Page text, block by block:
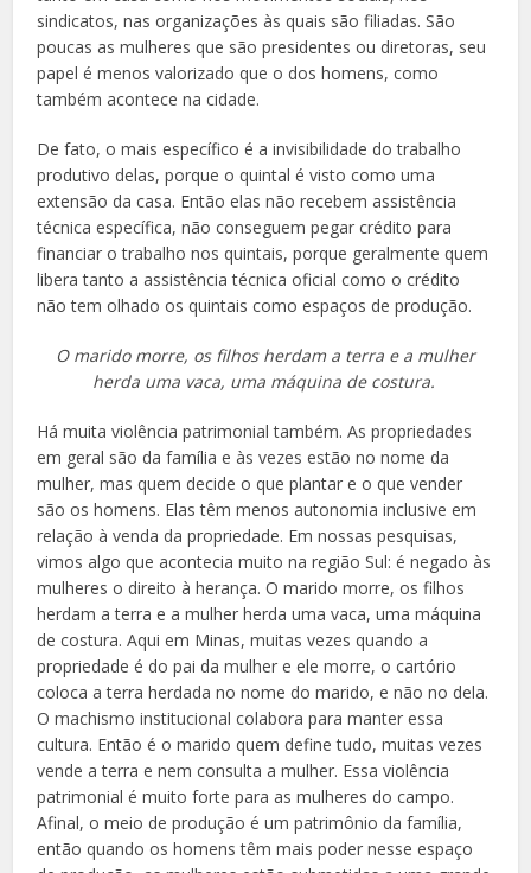
sindicatos, nas organizações às quais são filiadas. São
poucas as mulheres que são presidentes ou diretoras, seu
papel é menos valorizado que o dos homens, como
também acontece na cidade.
De fato, o mais específico é a invisibilidade do trabalho
produtivo delas, porque o quintal é visto como uma
extensão da casa. Então elas não recebem assistência
técnica específica, não conseguem pegar crédito para
financiar o trabalho nos quintais, porque geralmente quem
libera tanto a assistência técnica oficial como o crédito
não tem olhado os quintais como espaços de produção.
O marido morre, os filhos herdam a terra e a mulher
herda uma vaca, uma máquina de costura.
Há muita violência patrimonial também. As propriedades
em geral são da família e às vezes estão no nome da
mulher, mas quem decide o que plantar e o que vender
são os homens. Elas têm menos autonomia inclusive em
relação à venda da propriedade. Em nossas pesquisas,
vimos algo que acontecia muito na região Sul: é negado às
mulheres o direito à herança. O marido morre, os filhos
herdam a terra e a mulher herda uma vaca, uma máquina
de costura. Aqui em Minas, muitas vezes quando a
propriedade é do pai da mulher e ele morre, o cartório
coloca a terra herdada no nome do marido, e não no dela.
O machismo institucional colabora para manter essa
cultura. Então é o marido quem define tudo, muitas vezes
vende a terra e nem consulta a mulher. Essa violência
patrimonial é muito forte para as mulheres do campo.
Afinal, o meio de produção é um patrimônio da família,
então quando os homens têm mais poder nesse espaço